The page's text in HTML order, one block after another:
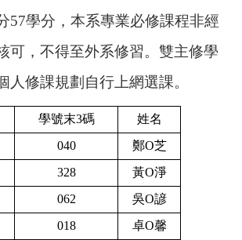
57學分，本系專業必修課程非經
可，不得至外系修習。雙主修學
人修課規劃自行上網選課。
學號末3碼
姓名
040
鄭O芝
328
黃O淨
062
吳O諺
018
卓O馨